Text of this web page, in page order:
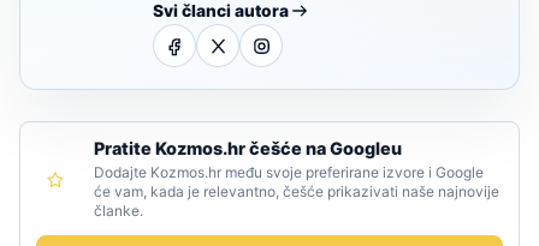
Svi članci autora
Pratite Kozmos.hr češće na Googleu
Dodajte Kozmos.hr među svoje preferirane izvore i Google
će vam, kada je relevantno, češće prikazivati naše najnovije
članke.